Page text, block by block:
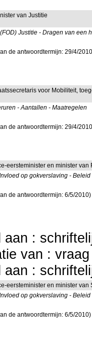
van Justitie
Justitie - Dragen van een
de antwoordtermijn: 29/4/
voor Mobiliteit,
- Aantallen - Maatregelen
de antwoordtermijn: 29/4/
eersteminister en minister
op gokverslaving -
de antwoordtermijn: 6/5/2010)
aan :
van :
aan :
eersteminister en minister
op gokverslaving -
de antwoordtermijn: 6/5/2010)